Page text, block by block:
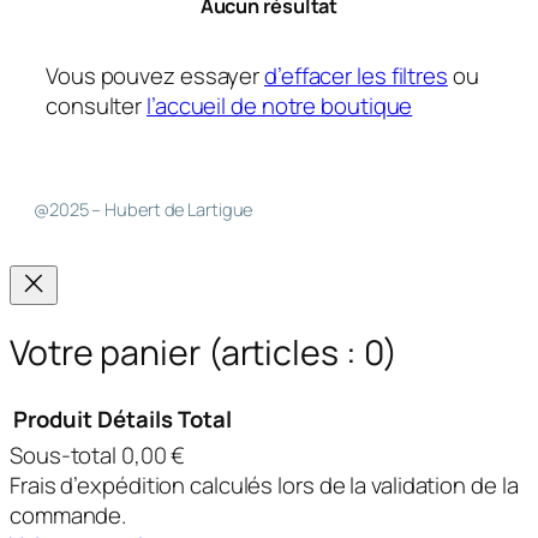
Aucun résultat
Vous pouvez essayerd’effacer les filtresou
consulterl’accueil de notre boutique
@2025 – Hubert de Lartigue
Votre panier (articles : 0)
Produits
dans
Produit DétailsTotal
Sous-total 0,00 €
Frais d’expédition calculés lors de la validation de la
commande.